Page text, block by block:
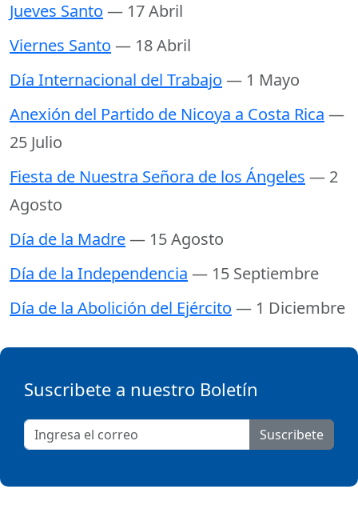
Jueves Santo — 17 Abril
Viernes Santo — 18 Abril
Día Internacional del Trabajo — 1 Mayo
Anexión del Partido de Nicoya a Costa Rica —
25 Julio
Fiesta de Nuestra Señora de los Ángeles — 2
Agosto
Día de la Madre— 15 Agosto
Día de la Independencia — 15 Septiembre
Día de la Abolición del Ejército — 1 Diciembre
Suscribete a nuestro Boletín
Suscribete